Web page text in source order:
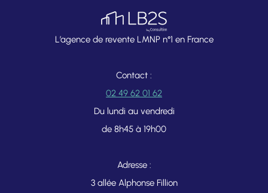
L’agence de revente LMNP n°1 en France
Contact :
02 49 62 01 62
Du lundi au vendredi
de 8h45 à 19h00
Adresse :
3 allée Alphonse Fillion